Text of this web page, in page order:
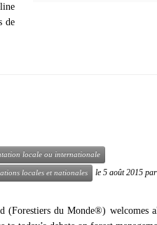
de
locale ou internationale
locales et nationales le 5 août 2015 par
(Forestiers du Monde®) welcomes